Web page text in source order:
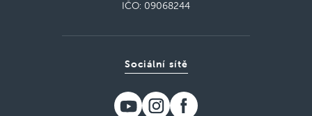
IČO: 09068244
Sociální sítě